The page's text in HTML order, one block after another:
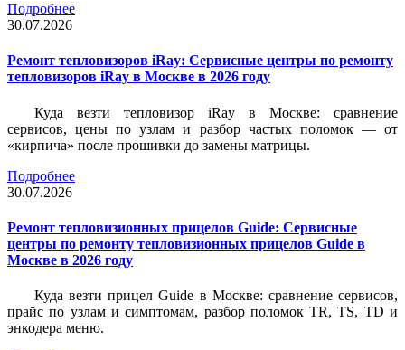
Подробнее
30.07.2026
Ремонт тепловизоров iRay: Сервисные центры по ремонту
тепловизоров iRay в Москве в 2026 году
Куда везти тепловизор iRay в Москве: сравнение
сервисов, цены по узлам и разбор частых поломок — от
«кирпича» после прошивки до замены матрицы.
Подробнее
30.07.2026
Ремонт тепловизионных прицелов Guide: Сервисные
центры по ремонту тепловизионных прицелов Guide в
Москве в 2026 году
Куда везти прицел Guide в Москве: сравнение сервисов,
прайс по узлам и симптомам, разбор поломок TR, TS, TD и
энкодера меню.